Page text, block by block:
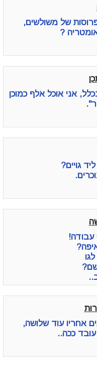
של משולשים,
?
אני אוכל אלף כמוכן
גויים?
אחריו עוד שלושה,
ככה..